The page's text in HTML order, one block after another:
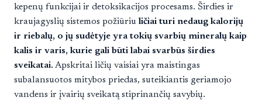
kepenų funkcijai ir detoksikacijos procesams. Širdies ir
kraujagyslių sistemos požiūriu ličiai turi nedaug kalorijų
ir riebalų, o jų sudėtyje yra tokių svarbių mineralų kaip
kalis ir varis, kurie gali būti labai svarbūs širdies
sveikatai. Apskritai ličių vaisiai yra maistingas
subalansuotos mitybos priedas, suteikiantis geriamojo
vandens ir įvairių sveikatą stiprinančių savybių.